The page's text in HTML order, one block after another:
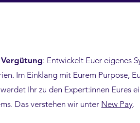
: Entwickelt Euer eigenes
Im Einklang mit Eurem Purpose,
Ihr zu den Expert:innen Eures
Das verstehen wir unter New Pay.